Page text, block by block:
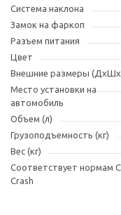
Система наклона
Замок на фаркоп
Разъем питания
Цвет
Внешние размеры
Место установки на
автомобиль
Объем (л)
Грузоподъемность (кг)
Вес (кг)
Соответствует нормам
Crash